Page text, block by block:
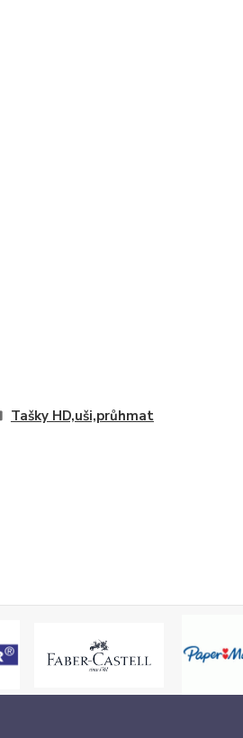
Tašky HD,uši,průhmat